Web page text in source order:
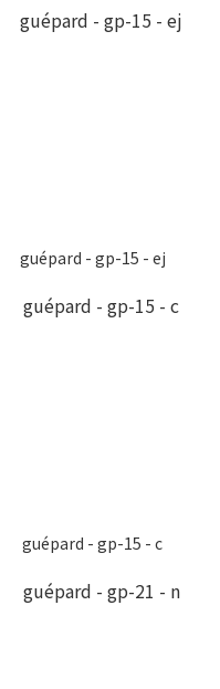
guépard - gp-15 - ej
guépard - gp-15 - c